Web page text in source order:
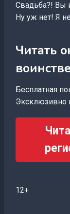
Свадьба?! Вы
Ну уж нет! Я
Читать
Бесплатная
Эксклюзивно
12+